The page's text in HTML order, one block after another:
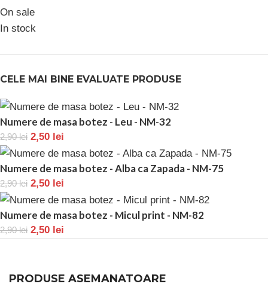
On sale
In stock
CELE MAI BINE EVALUATE PRODUSE
Numere de masa botez - Leu - NM-32
2,90lei 2,50 lei
Numere de masa botez - Alba ca Zapada - NM-75
2,90lei 2,50 lei
Numere de masa botez - Micul print - NM-82
2,90lei 2,50 lei
PRODUSE ASEMANATOARE